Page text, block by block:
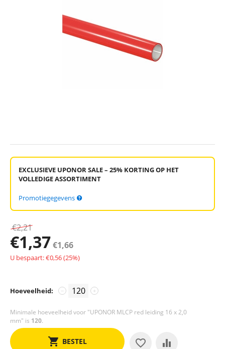
EXCLUSIEVE UPONOR SALE – 25% KORTING OP HET
VOLLEDIGE ASSORTIMENT
Promotiegegevens
€2,21
€1,37€1,66
U bespaart: €0,56(25%)
Hoeveelheid: +
−
Minimale hoeveelheid voor "UPONOR MLCP red leiding 16 x 2,0
mm" is 120.
BESTEL